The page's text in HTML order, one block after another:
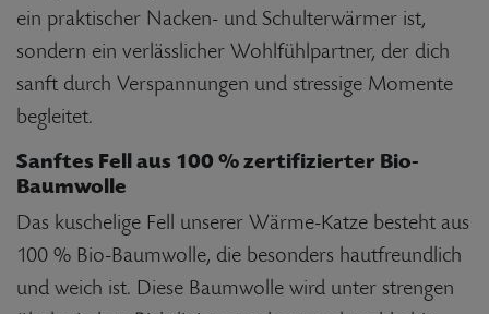
ein praktischer Nacken- und Schulterwärmer ist,
sondern ein verlässlicher Wohlfühlpartner, der dich
sanft durch Verspannungen und stressige Momente
begleitet.
Sanftes Fell aus 100 % zertifizierter Bio-
Baumwolle
Das kuschelige Fell unserer Wärme-Katze besteht aus
100 % Bio-Baumwolle, die besonders hautfreundlich
und weich ist. Diese Baumwolle wird unter strengen